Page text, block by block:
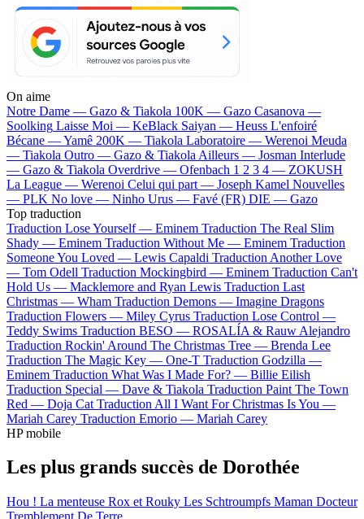
On aime
Notre Dame — Gazo & Tiakola 100K — Gazo Casanova —
Soolking Laisse Moi — KeBlack Saiyan — Heuss L'enfoiré
Bécane —Yamê 200K — Tiakola Laboratoire — Werenoi Meuda
— Tiakola Outro — Gazo & Tiakola Ailleurs — Josman Interlude
— Gazo & Tiakola Overdrive — Ofenbach 1 2 3 4 — ZOKUSH
La League — Werenoi Celui qui part — Joseph Kamel Nouvelles
— PLK No love — Ninho Urus — Favé (FR) DIE — Gazo
Top traduction
Traduction Lose Yourself — Eminem Traduction The Real Slim
Shady — Eminem Traduction Without Me — Eminem Traduction
Someone You Loved — Lewis Capaldi Traduction Another Love
— Tom Odell Traduction Mockingbird — Eminem Traduction Can't
Hold Us — Macklemore and Ryan Lewis Traduction Last
Christmas — Wham Traduction Demons — Imagine Dragons
Traduction Flowers — Miley Cyrus Traduction Lose Control —
Teddy Swims Traduction BESO — ROSALÍA & Rauw Alejandro
Traduction Rockin' Around The Christmas Tree — Brenda Lee
Traduction The Magic Key — One-T Traduction Godzilla —
Eminem Traduction What Was I Made For? — Billie Eilish
Traduction Special — Dave & Tiakola Traduction Paint The Town
Red — Doja Cat Traduction All I Want For Christmas Is You —
Mariah Carey Traduction Emorio — Mariah Carey
HP mobile
Les plus grands succès de Dorothée
Hou ! La menteuse Rox et Rouky Les Schtroumpfs Maman Docteur